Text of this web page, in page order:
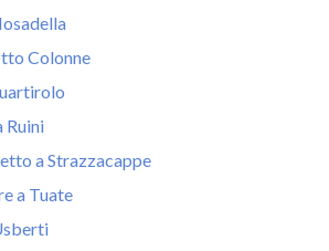
Colonne
Ruini
a Strazzacappe
a Tuate